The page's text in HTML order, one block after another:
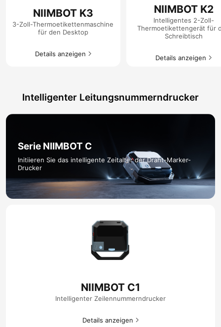
NIIMBOT K3
3-Zoll-Thermoetikettenmaschine
für den Desktop
Details anzeigen​
NIIMBOT K2
Intelligentes 2-Zoll-
Thermoetikettengerät für
Schreibtisch
Details anzeigen​
Intelligenter Leitungsnummerndrucker
Serie NIIMBOT C​
Initiieren Sie das intelligente Zeitalter der Draht-Marker-
Drucker
NIIMBOT C1
Intelligenter Zeilennummerndrucker
Details anzeigen​